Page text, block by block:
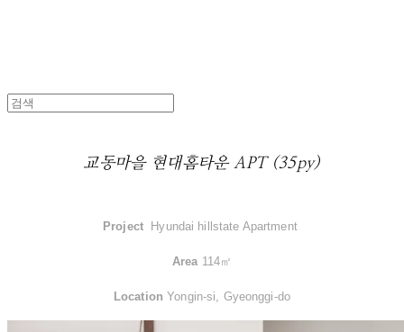
교동마을 현대홈타운 APT (35py)
Project Hyundai hillstate Apartment ​
Area 114㎡
Location Yongin-si, Gyeonggi-do